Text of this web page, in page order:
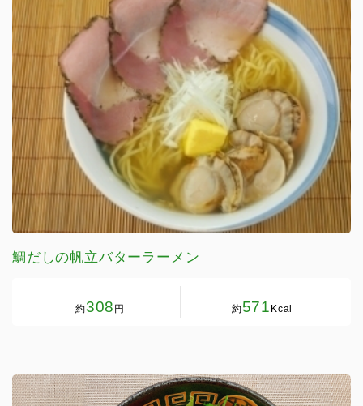
鯛だしの帆立バターラーメン
約308 円 約571 Kcal